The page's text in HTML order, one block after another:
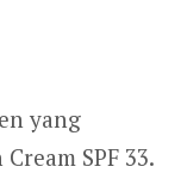
yang
SPF 33.